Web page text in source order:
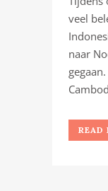
veel
naar
READ